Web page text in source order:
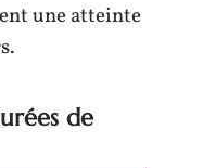
une atteinte
de